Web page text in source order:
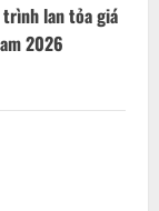
trình lan tỏa giá
2026